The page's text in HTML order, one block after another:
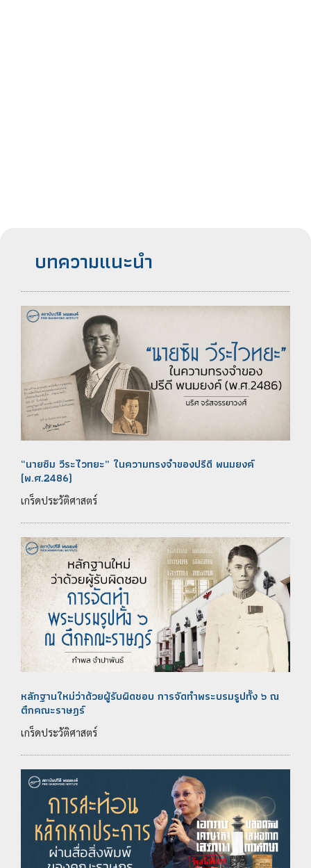
บทความแนะนำ
“นายซิม วีระไวทยะ” ในความทรงจำของปรีดี พนมยงค์
(พ.ศ.2486)
เกร็ดประวัติศาสตร์
หลักฐานใหม่ว่าด้วยผู้รับผิดชอบ การจัดทำพระบรมรูปทั้ง ๖ ณ
ตึกคณะราษฎร์
เกร็ดประวัติศาสตร์